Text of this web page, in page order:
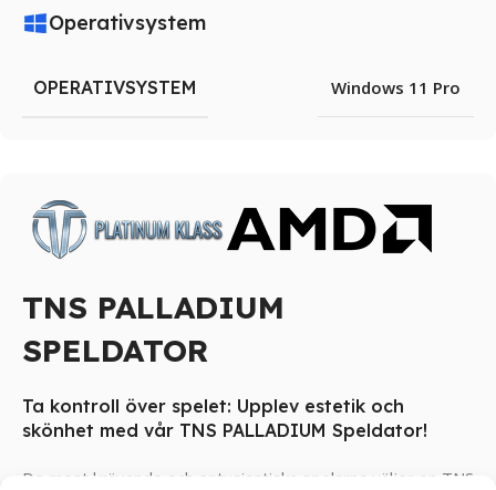
TNS PALLADIUM
SPELDATOR
Ta kontroll över spelet: Upplev estetik och
skönhet med vår TNS PALLADIUM Speldator!
De mest krävande och entusiastiska spelarna väljer en TNS
Operativsystem
OPERATIVSYSTEM Windows 11 Pro